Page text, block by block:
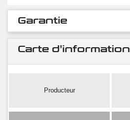
Garantie
Carte d'information
Producteur